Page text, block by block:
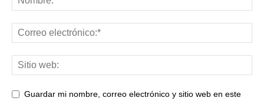
Guardar mi nombre, correo electrónico y sitio web en este